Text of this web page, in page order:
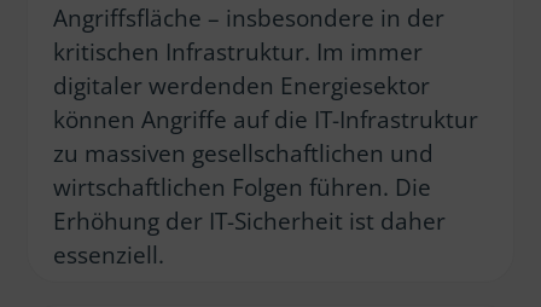
Angriffsfläche – insbesondere in der
kritischen Infrastruktur. Im immer
digitaler werdenden Energiesektor
können Angriffe auf die IT-Infrastruktur
zu massiven gesellschaftlichen und
wirtschaftlichen Folgen führen. Die
Erhöhung der IT-Sicherheit ist daher
essenziell.